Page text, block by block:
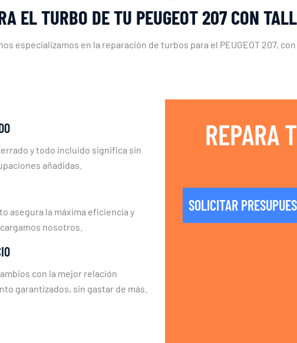
EL TURBO DE TU PEUGEOT 207 CON
especializamos en la reparación de turbos para el PEUGEOT 207,
y todo incluido significa sin
añadidas.
asegura la máxima eficiencia y
nosotros.
con la mejor relación
garantizados, sin gastar de más.
REPARA
SOLICITAR